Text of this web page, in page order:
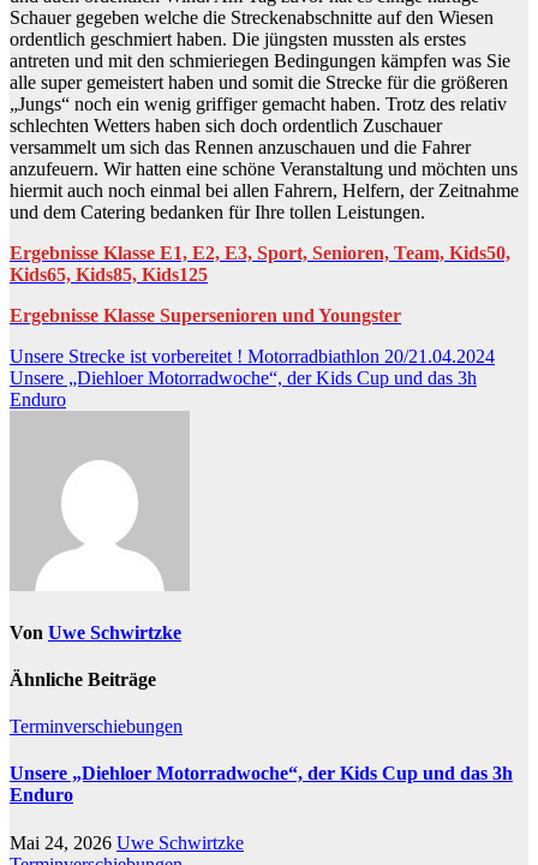
Schauer gegeben welche die Streckenabschnitte auf den Wiesen
ordentlich geschmiert haben. Die jüngsten mussten als erstes
antreten und mit den schmieriegen Bedingungen kämpfen was Sie
alle super gemeistert haben und somit die Strecke für die größeren
„Jungs“ noch ein wenig griffiger gemacht haben. Trotz des relativ
schlechten Wetters haben sich doch ordentlich Zuschauer
versammelt um sich das Rennen anzuschauen und die Fahrer
anzufeuern. Wir hatten eine schöne Veranstaltung und möchten uns
hiermit auch noch einmal bei allen Fahrern, Helfern, der Zeitnahme
und dem Catering bedanken für Ihre tollen Leistungen.
Ergebnisse Klasse E1, E2, E3, Sport, Senioren, Team, Kids50,
Kids65, Kids85, Kids125
Ergebnisse Klasse Supersenioren und Youngster
Beitragsnavigation
Unsere Strecke ist vorbereitet ! Motorradbiathlon 20/21.04.2024
Unsere „Diehloer Motorradwoche“, der Kids Cup und das 3h
Enduro
Von Uwe Schwirtzke
Ähnliche Beiträge
Terminverschiebungen
Unsere „Diehloer Motorradwoche“, der Kids Cup und das 3h
Enduro
Mai 24, 2026 Uwe Schwirtzke